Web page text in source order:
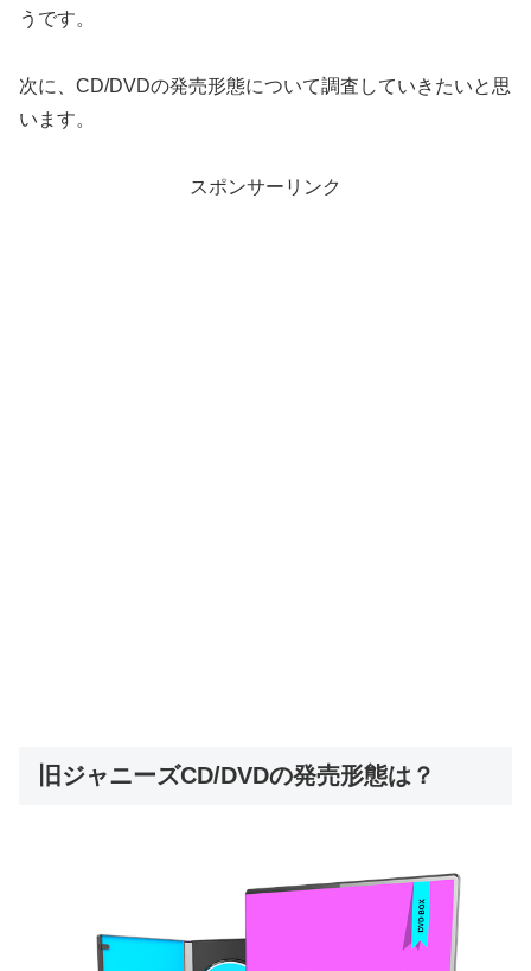
うです。
次に、CD/DVDの発売形態について調査していきたいと思
います。
スポンサーリンク
旧ジャニーズCD/DVDの発売形態は？